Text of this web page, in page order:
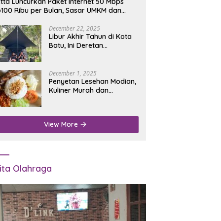
Ribu per Bulan, Sasar UMKM dan
December 22, 2025
Libur Akhir Tahun di Kota
Batu, Ini Deretan
December 1, 2025
Penyetan Lesehan Modian,
Kuliner Murah dan
Nganjuk
View More
Olahraga